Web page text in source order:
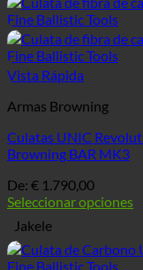
Vista Rápida
Armas Browning
Culatas UNIC
Browning BAR MK3
De: € 1.790,00
Seleccionar opciones
Jakele